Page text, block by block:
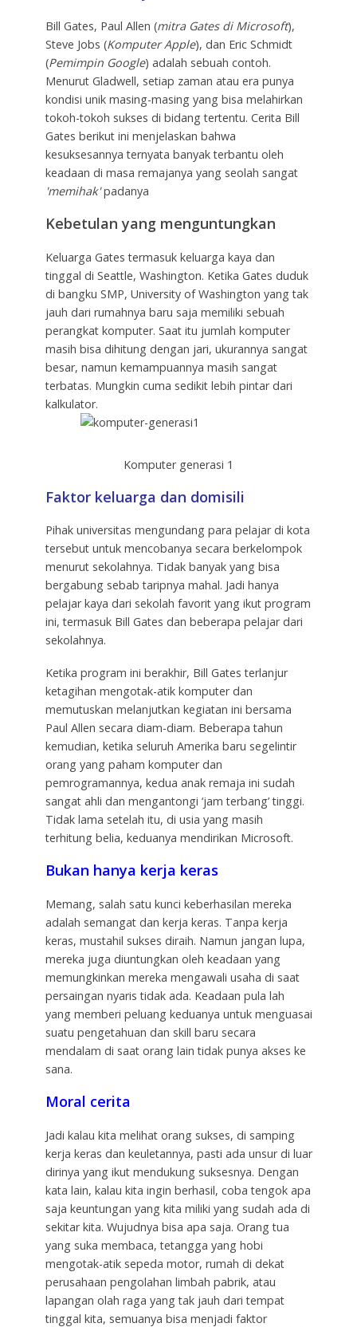
Bill Gates, Paul Allen (mitra Gates di Microsoft),
Steve Jobs (Komputer Apple), dan Eric Schmidt
(Pemimpin Google) adalah sebuah contoh.
Menurut Gladwell, setiap zaman atau era punya
kondisi unik masing-masing yang bisa melahirkan
tokoh-tokoh sukses di bidang tertentu. Cerita Bill
Gates berikut ini menjelaskan bahwa
kesuksesannya ternyata banyak terbantu oleh
keadaan di masa remajanya yang seolah sangat
'memihak'padanya
Kebetulan yang menguntungkan
Keluarga Gates termasuk keluarga kaya dan
tinggal di Seattle, Washington. Ketika Gates duduk
di bangku SMP, University of Washington yang tak
jauh dari rumahnya baru saja memiliki sebuah
perangkat komputer. Saat itu jumlah komputer
masih bisa dihitung dengan jari, ukurannya sangat
besar, namun kemampuannya masih sangat
terbatas. Mungkin cuma sedikit lebih pintar dari
kalkulator.
Komputer generasi 1
Faktor keluarga dan domisili
Pihak universitas mengundang para pelajar di kota
tersebut untuk mencobanya secara berkelompok
menurut sekolahnya. Tidak banyak yang bisa
bergabung sebab taripnya mahal. Jadi hanya
pelajar kaya dari sekolah favorit yang ikut program
ini, termasuk Bill Gates dan beberapa pelajar dari
sekolahnya.
Ketika program ini berakhir, Bill Gates terlanjur
ketagihan mengotak-atik komputer dan
memutuskan melanjutkan kegiatan ini bersama
Paul Allen secara diam-diam. Beberapa tahun
kemudian, ketika seluruh Amerika baru segelintir
orang yang paham komputer dan
pemrogramannya, kedua anak remaja ini sudah
sangat ahli dan mengantongi ‘jam terbang’ tinggi.
Tidak lama setelah itu, di usia yang masih
terhitung belia, keduanya mendirikan Microsoft.
Bukan hanya kerja keras
Memang, salah satu kunci keberhasilan mereka
adalah semangat dan kerja keras. Tanpa kerja
keras, mustahil sukses diraih. Namun jangan lupa,
mereka juga diuntungkan oleh keadaan yang
memungkinkan mereka mengawali usaha di saat
persaingan nyaris tidak ada. Keadaan pula lah
yang memberi peluang keduanya untuk menguasai
suatu pengetahuan dan skill baru secara
mendalam di saat orang lain tidak punya akses ke
sana.
Moral cerita
Jadi kalau kita melihat orang sukses, di samping
kerja keras dan keuletannya, pasti ada unsur di luar
dirinya yang ikut mendukung suksesnya. Dengan
kata lain, kalau kita ingin berhasil, coba tengok apa
saja keuntungan yang kita miliki yang sudah ada di
sekitar kita. Wujudnya bisa apa saja. Orang tua
yang suka membaca, tetangga yang hobi
mengotak-atik sepeda motor, rumah di dekat
perusahaan pengolahan limbah pabrik, atau
lapangan olah raga yang tak jauh dari tempat
tinggal kita, semuanya bisa menjadi faktor